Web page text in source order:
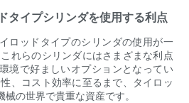
タイプシリンダを使用する利点
ロッドタイプのシリンダの使用が一
れらのシリンダにはさまざまな利点
境で好ましいオプションとなってい
、コスト効率に至るまで、タイロッ
械の世界で貴重な資産です。